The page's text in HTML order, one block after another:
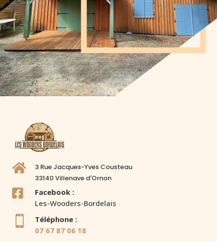

3 Rue Jacques-Yves Cousteau
33140 Villenave d'Ornon

Facebook :
Les-Wooders-Bordelais

Téléphone :
07 67 87 06 18